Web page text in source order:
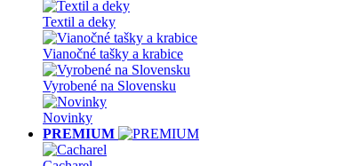
Textil a deky
Vianočné tašky a krabice
Vyrobené na Slovensku
Novinky
PREMIUM